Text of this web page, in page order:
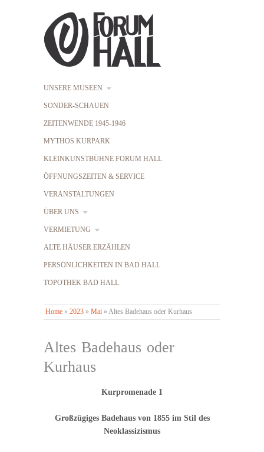
UNSERE MUSEEN
SONDER-SCHAUEN
ZEITENWENDE 1945-1946
MYTHOS KURPARK
KLEINKUNSTBÜHNE FORUM HALL
ÖFFNUNGSZEITEN & SERVICE
VERANSTALTUNGEN
ÜBER UNS
VERMIETUNG
ALTE HÄUSER ERZÄHLEN
PERSÖNLICHKEITEN IN BAD HALL
TOPOTHEK BAD HALL
Home » 2023 » Mai »Altes Badehaus oder Kurhaus
Altes Badehaus oder
Kurhaus
Kurpromenade 1
Großzügiges Badehaus von 1855 im Stil des
Neoklassizismus